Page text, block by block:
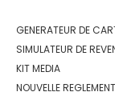
GENERATEUR DE
SIMULATEUR DE
KIT MEDIA
NOUVELLE